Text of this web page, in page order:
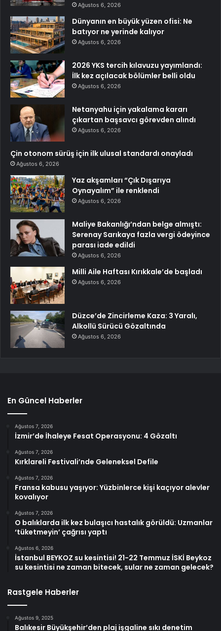
Ağustos 6, 2026
Dünyanın en büyük yüzen ofisi: Ne
batıyor ne yerinde kalıyor
Ağustos 6, 2026
2026 YKS tercih kılavuzu yayımlandı:
İlk kez açılacak bölümler belli oldu
Ağustos 6, 2026
Netanyahu için yakalama kararı
çıkartan başsavcı görevden alındı
Ağustos 6, 2026
Çin otonom sürüş için ilk ulusal standardı onayladı
Ağustos 6, 2026
Yaz akşamları “Çık Dışarıya
Oynayalım” ile renklendi
Ağustos 6, 2026
Maliye Bakanlığı’ndan belge almıştı:
Serenay Sarıkaya fazla vergi ödeyince
parası iade edildi
Ağustos 6, 2026
Milli Aile Haftası Kırıkkale’de başladı
Ağustos 6, 2026
Düzce’de Zincirleme Kaza: 3 Yaralı,
Alkollü Sürücü Gözaltında
Ağustos 6, 2026
En Güncel Haberler
Ağustos 7, 2026
İzmir’de İhaleye Fesat Operasyonu: 4 Gözaltı
Ağustos 7, 2026
Kırklareli Festivali’nde Geleneksel Defile
Ağustos 7, 2026
Fransa kabusu yaşıyor: Yüzbinlerce kişi kaçıyor alevler
kovalıyor
Ağustos 7, 2026
O balıklarda ilk kez bulaşıcı hastalık görüldü: Uzmanlar
‘tüketmeyin’ çağrısı yaptı
Ağustos 6, 2026
İstanbul BEYKOZ su kesintisi! 21-22 Temmuz İSKİ Beykoz
su kesintisi ne zaman bitecek, sular ne zaman gelecek?
Rastgele Haberler
Ağustos 9, 2025
Balıkesir Büyükşehir’den plaj işgaline sıkı denetim